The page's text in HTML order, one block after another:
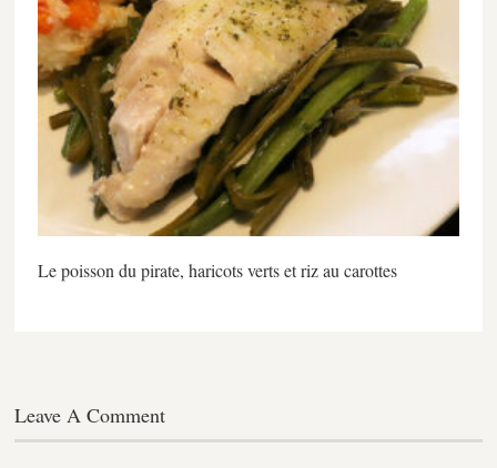
Le poisson du pirate, haricots verts et riz au carottes
Leave A Comment